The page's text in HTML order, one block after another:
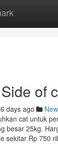
of
days ago
cat untuk
besar 25kg.
sekitar Rp 750